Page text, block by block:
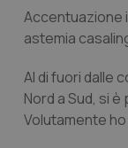
Accentuazione
astemia
Al di fuori dalle
Nord a Sud, si
Volutamente